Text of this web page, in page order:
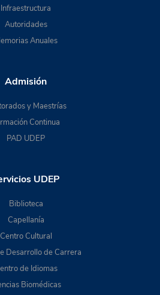
Infraestructura
Autoridades
Anuales
Admisión
y Maestrías
Continua
PAD UDEP
UDEP
Biblioteca
Capellanía
Centro Cultural
Desarrollo de Carrera
de Idiomas
Biomédicas